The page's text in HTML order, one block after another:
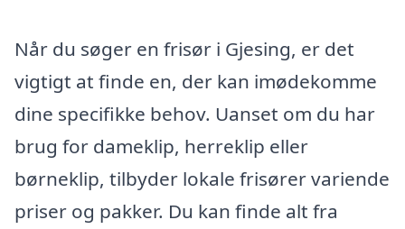
Når du søger en frisør i Gjesing, er det
vigtigt at finde en, der kan imødekomme
dine specifikke behov. Uanset om du har
brug for dameklip, herreklip eller
børneklip, tilbyder lokale frisører variende
priser og pakker. Du kan finde alt fra